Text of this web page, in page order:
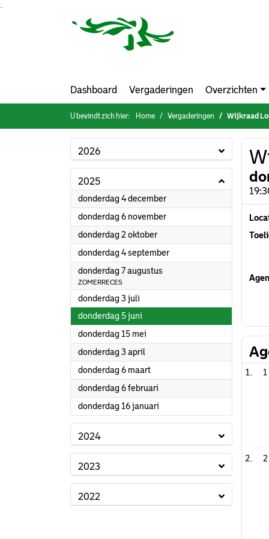
Ga naar de inhoud van deze pagina
Dashboard Vergaderingen Overzichten
U bevindt zich hier: Home Vergaderingen Wijkraad
2026
2025
donderdag 4 december2025
donderdag 6 november2025
donderdag 2 oktober2025
donderdag 4 september2025
donderdag 7 augustus
ZOMERRECES
donderdag 3 juli
donderdag 5 juni
donderdag 15 mei
donderdag 3 april
donderdag 6 maart2025
donderdag 6 februari
donderdag 16 januari
2024
2023
2022
1
2